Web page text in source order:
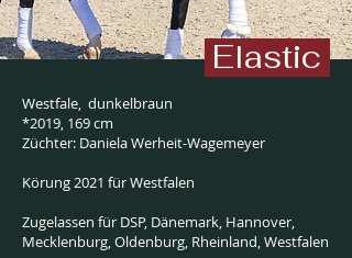
Elastic
Westfale, dunkelbraun
*2019, 169 cm
Züchter: Daniela Werheit-Wagemeyer
Körung 2021 für Westfalen
Zugelassen für DSP, Dänemark, Hannover,
Mecklenburg, Oldenburg, Rheinland, Westfalen